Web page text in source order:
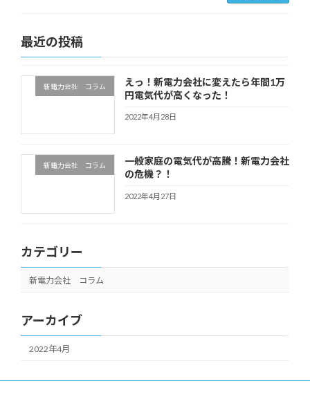
最近の投稿
新電力会社 コラム
えっ！新電力会社に変えたら年間1万
円電気代が高くなった！
2022年4月28日
新電力会社 コラム
一般家庭の電気代が高騰！新電力会社
の危機？！
2022年4月27日
カテゴリー
新電力会社 コラム
アーカイブ
2022年4月